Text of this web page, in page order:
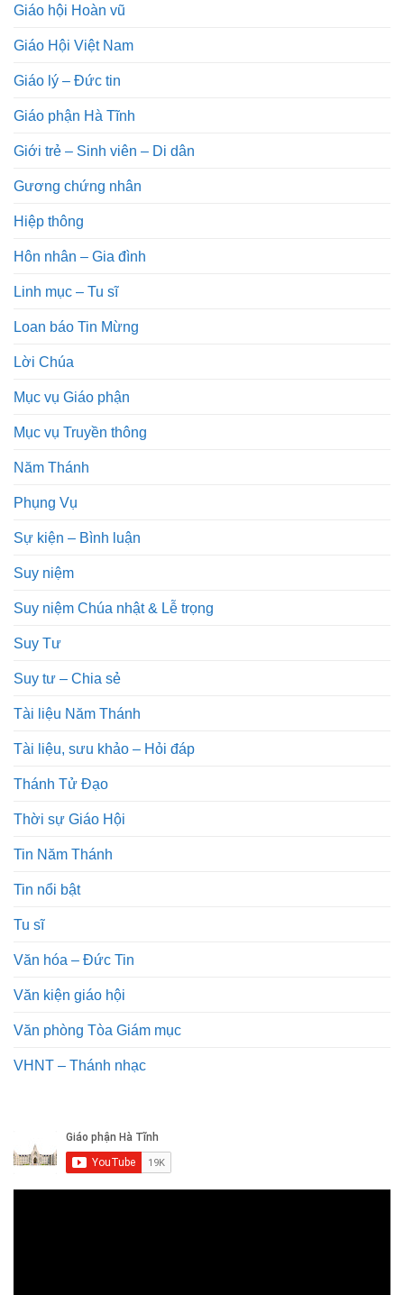
Giáo hội Hoàn vũ
Giáo Hội Việt Nam
Giáo lý – Đức tin
Giáo phận Hà Tĩnh
Giới trẻ – Sinh viên – Di dân
Gương chứng nhân
Hiệp thông
Hôn nhân – Gia đình
Linh mục – Tu sĩ
Loan báo Tin Mừng
Lời Chúa
Mục vụ Giáo phận
Mục vụ Truyền thông
Năm Thánh
Phụng Vụ
Sự kiện – Bình luận
Suy niệm
Suy niệm Chúa nhật & Lễ trọng
Suy Tư
Suy tư – Chia sẻ
Tài liệu Năm Thánh
Tài liệu, sưu khảo – Hỏi đáp
Thánh Tử Đạo
Thời sự Giáo Hội
Tin Năm Thánh
Tin nổi bật
Tu sĩ
Văn hóa – Đức Tin
Văn kiện giáo hội
Văn phòng Tòa Giám mục
VHNT – Thánh nhạc